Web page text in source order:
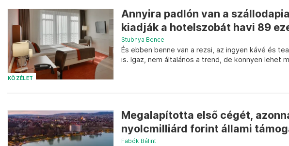
KÖZÉLET
Annyira padlón van a
kiadják a hotelszobát havi 89
Stubnya Bence
És ebben benne van a rezsi, az ingyen kávé és
is. Igaz, nem általános a trend, de könnyen lehet
Megalapította első cégét,
nyolcmilliárd forint állami
Fabók Bálint